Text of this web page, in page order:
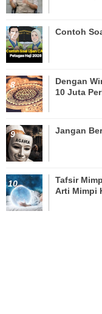
Contoh
Dengan
10 Juta
Jangan
Tafsir
Arti Mimpi